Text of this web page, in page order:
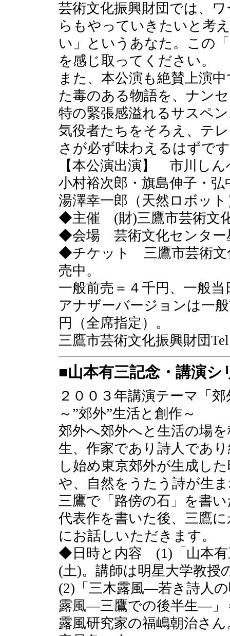
芸術文化振興財団では、
らもやっていきたいと考
い」というあなた。この
を感じ取ってください。
また、本公演も絶賛上演
た毒のある物語を、ナン
特の緊張感溢れるサスペ
気役者たちをそろえ、テ
さが必ず味わえるはずで
【本公演出演】 市川し
小村裕次郎・旗島伸子・
湯澤幸一郎（天然ロボッ
◆主催 (財)三鷹市芸術文
◆会場 芸術文化センター
◆チケット 三鷹市芸術文
売中。
一般前売＝４千円、一般
アナザーバージョンは一
円（全席指定）。
三鷹市芸術文化振興財団
■山本有三記念・講演シ
２００３年講演テーマ「郊
～”郊外”生活と創作～
郊外へ郊外へと生活の場
生、作家であり詩人であ
し始め東京郊外が生成し
や、自然をうたう詩が生
三鷹で「路傍の石」を書
代表作を書いた後、三鷹
にお話しいただきます。
◆日時と内容 (1)「山本有
(土)。講師は明星大学教授
(2)「三木露風―若き詩人
露風―三鷹での後半生―」
露風研究家の福嶋朝治さ